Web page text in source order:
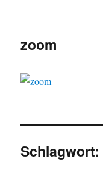
zoom
Schlagwort: